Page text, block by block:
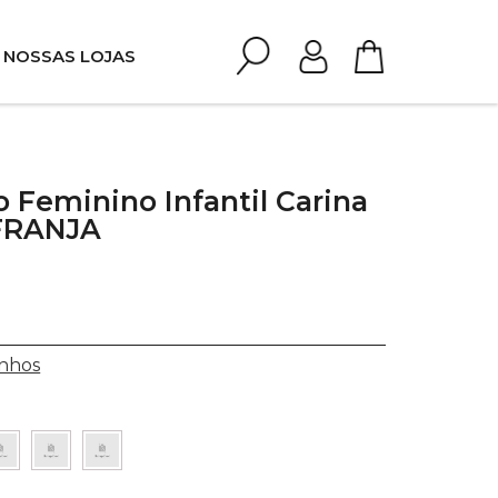
NOSSAS LOJAS
Feminino Infantil Carina